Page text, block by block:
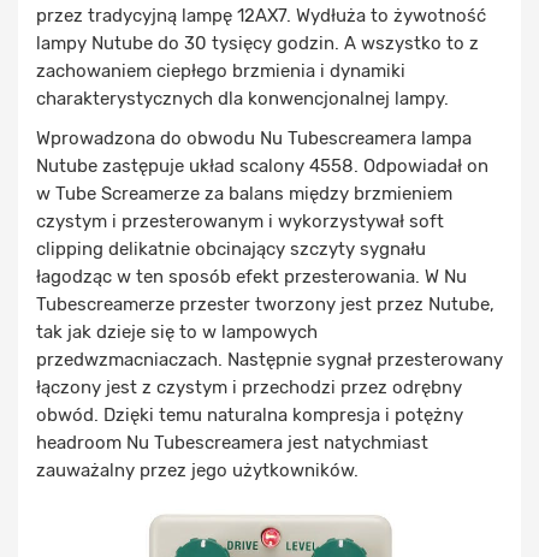
przez tradycyjną lampę 12AX7. Wydłuża to żywotność
lampy Nutube do 30 tysięcy godzin. A wszystko to z
zachowaniem ciepłego brzmienia i dynamiki
charakterystycznych dla konwencjonalnej lampy.
Wprowadzona do obwodu Nu Tubescreamera lampa
Nutube zastępuje układ scalony 4558. Odpowiadał on
w Tube Screamerze za balans między brzmieniem
czystym i przesterowanym i wykorzystywał soft
clipping delikatnie obcinający szczyty sygnału
łagodząc w ten sposób efekt przesterowania. W Nu
Tubescreamerze przester tworzony jest przez Nutube,
tak jak dzieje się to w lampowych
przedwzmacniaczach. Następnie sygnał przesterowany
łączony jest z czystym i przechodzi przez odrębny
obwód. Dzięki temu naturalna kompresja i potężny
headroom Nu Tubescreamera jest natychmiast
zauważalny przez jego użytkowników.